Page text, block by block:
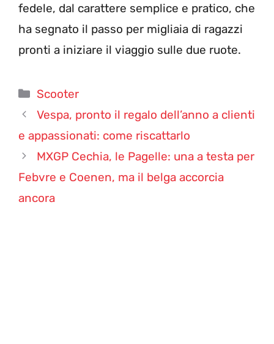
fedele, dal carattere semplice e pratico, che
ha segnato il passo per migliaia di ragazzi
pronti a iniziare il viaggio sulle due ruote.
Categorie
Scooter
Vespa, pronto il regalo dell’anno a clienti
e appassionati: come riscattarlo
MXGP Cechia, le Pagelle: una a testa per
Febvre e Coenen, ma il belga accorcia
ancora